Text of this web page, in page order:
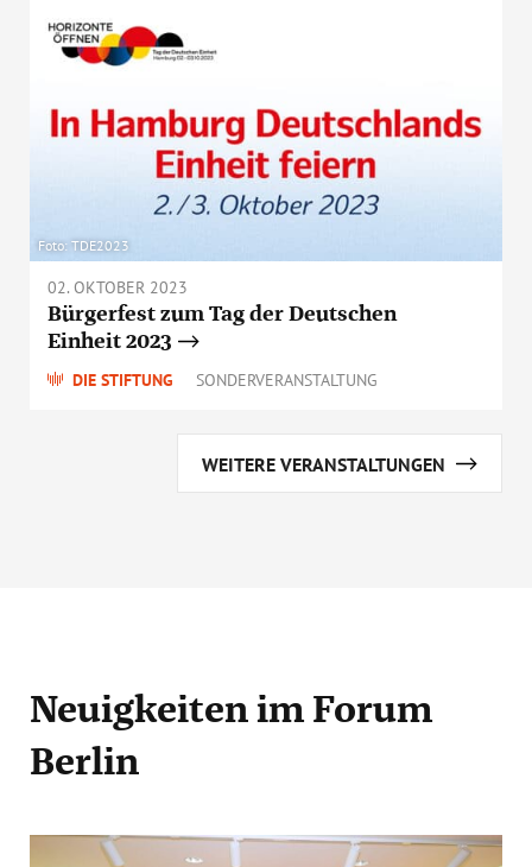
Foto: TDE2023
02. OKTOBER 2023
Bürgerfest zum Tag der Deutschen
Einheit 2023
DIE STIFTUNG SONDERVERANSTALTUNG
WEITERE VERANSTALTUNGEN
Neuigkeitenim Forum
Berlin